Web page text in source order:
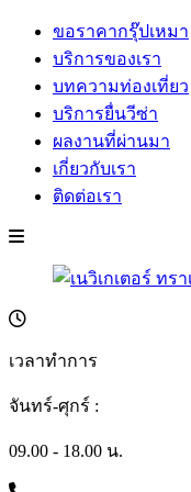
ขอราคากรุ๊ปเหมา
บริการของเรา
บทความท่องเที่ยว
บริการยื่นวีซ่า
ผลงานที่ผ่านมา
เกี่ยวกับเรา
ติดต่อเรา
เวลาทำการ
จันทร์-ศุกร์ :
09.00 - 18.00 น.